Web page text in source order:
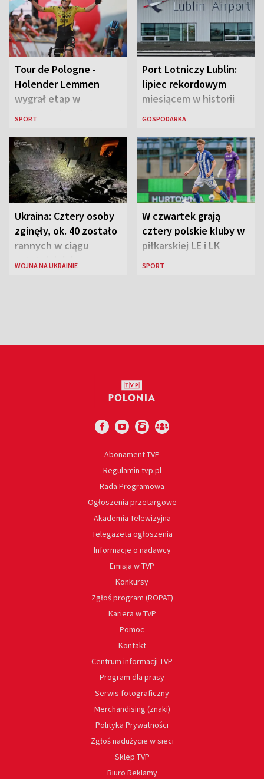
Tour de Pologne -
Holender Lemmen
wygrał etap w
Karpaczu i został
SPORT
Port Lotniczy Lublin:
lipiec rekordowym
miesiącem w historii
lotniska
GOSPODARKA
Ukraina: Cztery osoby
zginęły, ok. 40 zostało
rannych w ciągu
ostatniej doby w
WOJNA NA UKRAINIE
W czwartek grają
cztery polskie kluby w
piłkarskiej LE i LK
SPORT
Abonament TVP
Regulamin tvp.pl
Rada Programowa
Ogłoszenia przetargowe
Akademia Telewizyjna
Telegazeta ogłoszenia
Informacje o nadawcy
Emisja w TVP
Konkursy
Zgłoś program (ROPAT)
Kariera w TVP
Pomoc
Kontakt
Centrum informacji TVP
Program dla prasy
Serwis fotograficzny
Merchandising (znaki)
Polityka Prywatności
Zgłoś nadużycie w sieci
Sklep TVP
Biuro Reklamy